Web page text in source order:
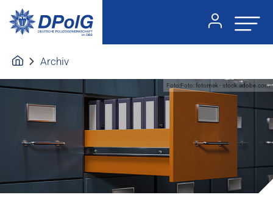
Archiv
Foto:Foto: fotomek - stock.adobe.com